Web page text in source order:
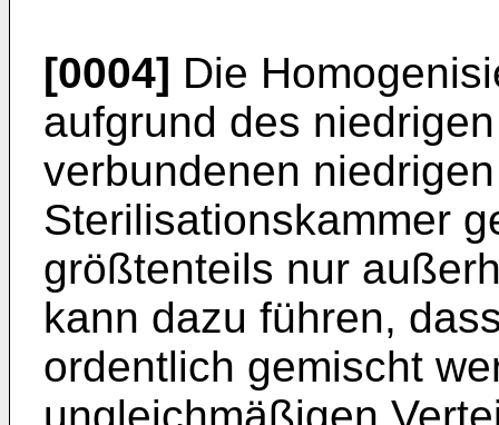
[0004] Die
aufgrund des
verbundenen
Sterilisationskammer
größtenteils nur
kann dazu führen,
ordentlich gemischt
ungleichmäßigen